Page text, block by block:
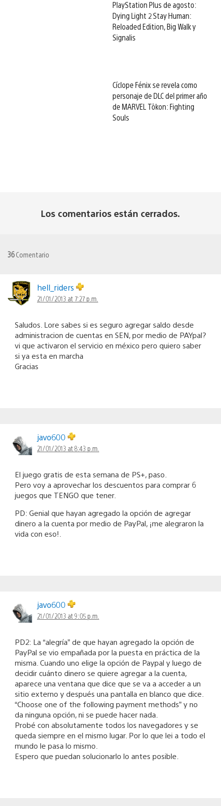
PlayStation Plus de agosto:
Dying Light 2 Stay Human:
Reloaded Edition, Big Walk y
Signalis
Cíclope Fénix se revela como
personaje de DLC del primer año
de MARVEL Tōkon: Fighting
Souls
Los comentarios están cerrados.
36Comentario
hell_riders
21/01/2013 at 7:27 p.m.
Saludos. Lore sabes si es seguro agregar saldo desde
administracion de cuentas en SEN, por medio de PAYpal?
vi que activaron el servicio en méxico pero quiero saber
si ya esta en marcha
Gracias
javo600
21/01/2013 at 8:43 p.m.
El juego gratis de esta semana de PS+, paso.
Pero voy a aprovechar los descuentos para comprar 6
juegos que TENGO que tener.
PD: Genial que hayan agregado la opción de agregar
dinero a la cuenta por medio de PayPal, ¡me alegraron la
vida con eso!.
javo600
21/01/2013 at 9:05 p.m.
PD2: La “alegría” de que hayan agregado la opción de
PayPal se vio empañada por la puesta en práctica de la
misma. Cuando uno elige la opción de Paypal y luego de
decidir cuánto dinero se quiere agregar a la cuenta,
aparece una ventana que dice que se va a acceder a un
sitio externo y después una pantalla en blanco que dice.
“Choose one of the following payment methods” y no
da ninguna opción, ni se puede hacer nada.
Probé con absolutamente todos los navegadores y se
queda siempre en el mismo lugar. Por lo que lei a todo el
mundo le pasa lo mismo.
Espero que puedan solucionarlo lo antes posible.